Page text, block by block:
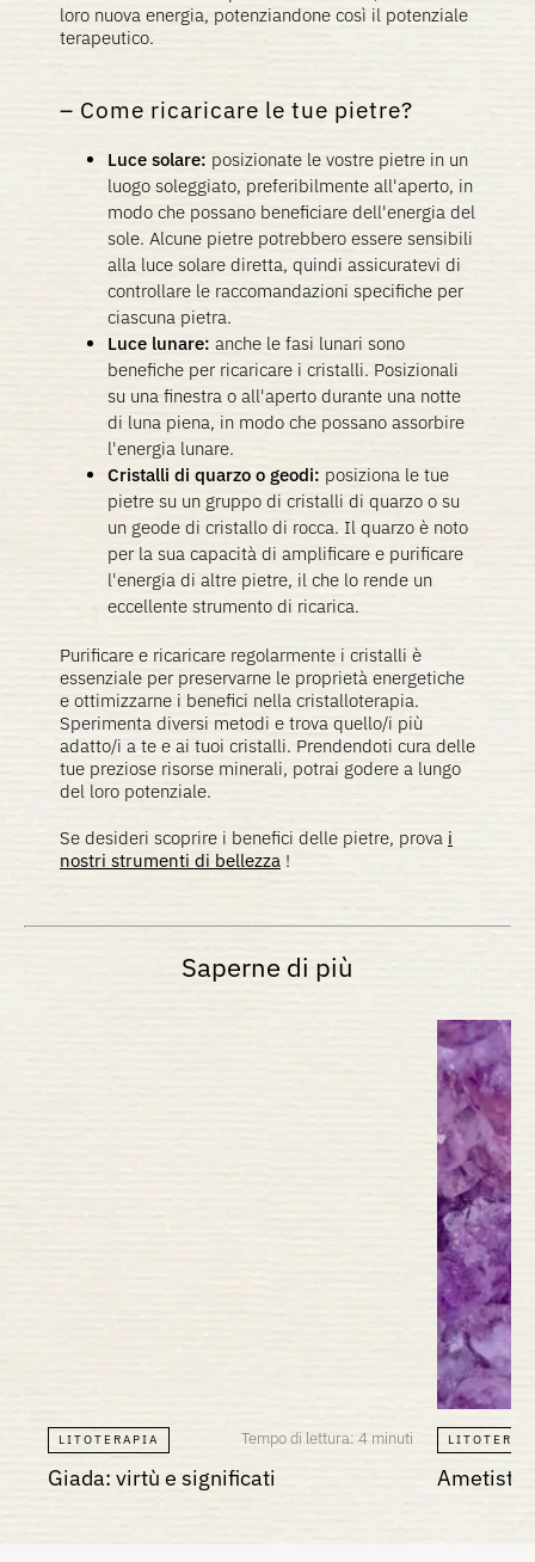
loro nuova energia, potenziandone così il potenziale
terapeutico.
Come ricaricare le tue pietre?
Luce solare: posizionate le vostre pietre in un
luogo soleggiato, preferibilmente all'aperto, in
modo che possano beneficiare dell'energia del
sole. Alcune pietre potrebbero essere sensibili
alla luce solare diretta, quindi assicuratevi di
controllare le raccomandazioni specifiche per
ciascuna pietra.
Luce lunare: anche le fasi lunari sono
benefiche per ricaricare i cristalli. Posizionali
su una finestra o all'aperto durante una notte
di luna piena, in modo che possano assorbire
l'energia lunare.
Cristalli di quarzo o geodi: posiziona le tue
pietre su un gruppo di cristalli di quarzo o su
un geode di cristallo di rocca. Il quarzo è noto
per la sua capacità di amplificare e purificare
l'energia di altre pietre, il che lo rende un
eccellente strumento di ricarica.
Purificare e ricaricare regolarmente i cristalli è
essenziale per preservarne le proprietà energetiche
e ottimizzarne i benefici nella cristalloterapia.
Sperimenta diversi metodi e trova quello/i più
adatto/i a te e ai tuoi cristalli. Prendendoti cura delle
tue preziose risorse minerali, potrai godere a lungo
del loro potenziale.
Se desideri scoprire i benefici delle pietre, prova i
nostri strumenti di bellezza !
Saperne di più
LITOTERAPIA Tempo di lettura: 4 minuti
Giada: virtù e significati